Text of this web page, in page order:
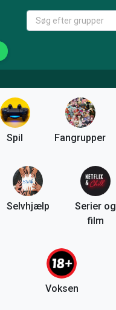
Spil Fangrupper
Selvhjælp
Serier og
film
Voksen